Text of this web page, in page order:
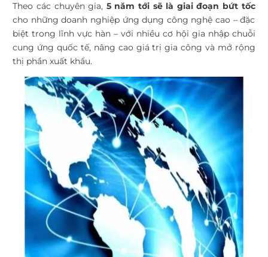
Theo các chuyên gia, 5 năm tới sẽ là giai đoạn bứt tốc
cho những doanh nghiệp ứng dụng công nghệ cao – đặc
biệt trong lĩnh vực hàn – với nhiều cơ hội gia nhập chuỗi
cung ứng quốc tế, nâng cao giá trị gia công và mở rộng
thị phần xuất khẩu.